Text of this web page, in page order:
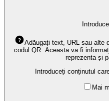
Adăugați text, URL sau alte
codul QR. Aceasta va fi
reprezenta și
Introduceți conținutul
Mai